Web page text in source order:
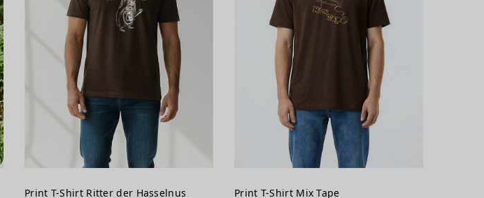
Print T-Shirt Ritter der Hasselnus
Print T-Shirt Mix Tape